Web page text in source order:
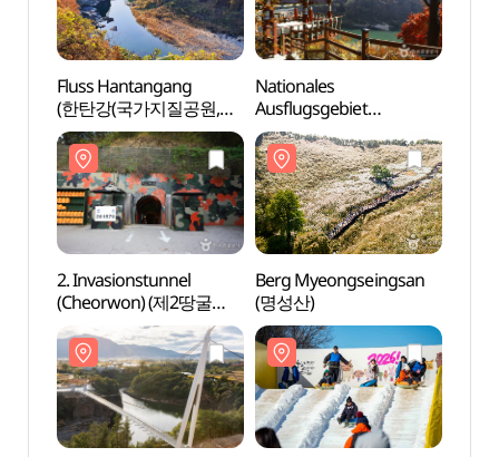
Fluss Hantangang
(한탄강(국가지질공원,
고석정))
Nationales
Ausflugsgebiet
Goseokjeong
(고석정국민관광지)
2. Invasionstunnel
(Cheorwon) (제2땅굴
(철원))
Berg Myeongseingsan
(명성산)